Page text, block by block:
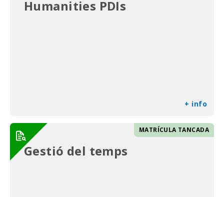
Humanities PDIs
+ info
MATRÍCULA TANCADA
Gestió del temps